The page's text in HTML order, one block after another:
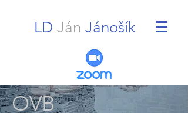
LD Ján Jánošík
OVB